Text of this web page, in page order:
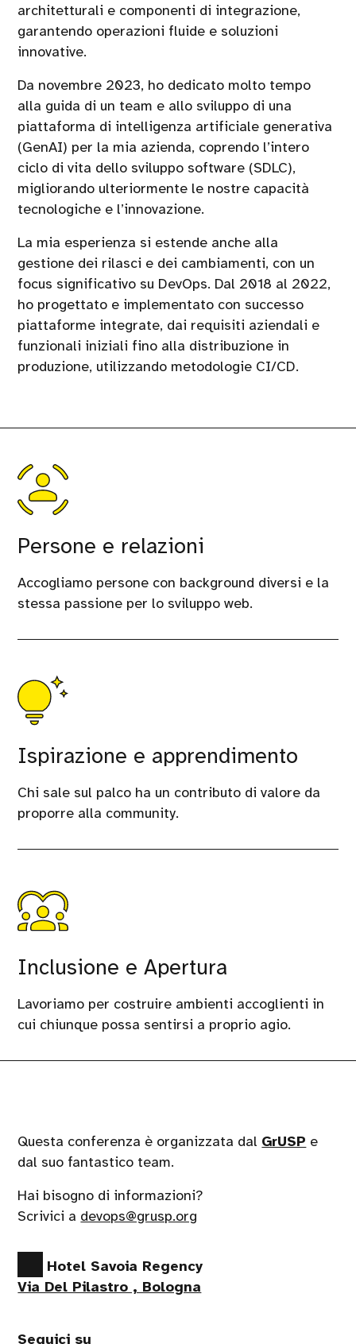
architetturali e componenti di integrazione,
garantendo operazioni fluide e soluzioni
innovative.
Da novembre 2023, ho dedicato molto tempo
alla guida di un team e allo sviluppo di una
piattaforma di intelligenza artificiale generativa
(GenAI) per la mia azienda, coprendo l’intero
ciclo di vita dello sviluppo software (SDLC),
migliorando ulteriormente le nostre capacità
tecnologiche e l’innovazione.
La mia esperienza si estende anche alla
gestione dei rilasci e dei cambiamenti, con un
focus significativo su DevOps. Dal 2018 al 2022,
ho progettato e implementato con successo
piattaforme integrate, dai requisiti aziendali e
funzionali iniziali fino alla distribuzione in
produzione, utilizzando metodologie CI/CD.
Persone e relazioni
Accogliamo persone con background diversi e la
stessa passione per lo sviluppo web.
Ispirazione e apprendimento
Chi sale sul palco ha un contributo di valore da
proporre alla community.
Inclusione e Apertura
Lavoriamo per costruire ambienti accoglienti in
cui chiunque possa sentirsi a proprio agio.
Questa conferenza è organizzata dal GrUSP e
dal suo fantastico team.
Hai bisogno di informazioni?
Scrivici a devops@grusp.org
Hotel Savoia Regency
Via Del Pilastro , Bologna
Seguici su